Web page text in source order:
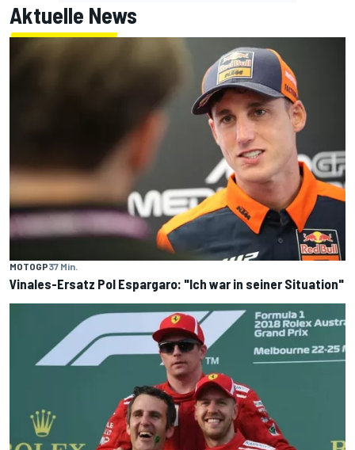
Aktuelle News
MOTOGP37 Min.
Vinales-Ersatz Pol Espargaro: "Ich war in seiner Situation"